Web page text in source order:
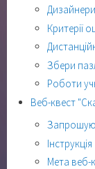
Дизайнери
Критерії
Збери
Роботи
Веб-квест
Інструкція
Мета веб-